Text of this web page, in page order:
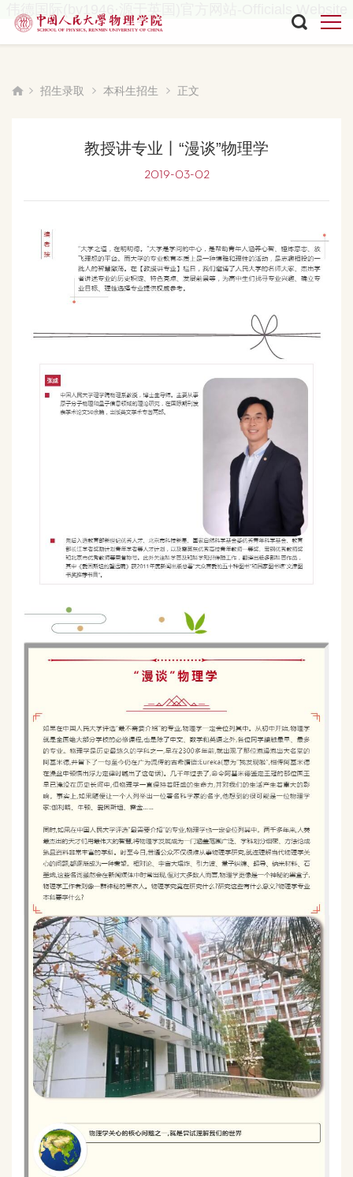
伟德国际(bv1946·源于英国)官方网站-Officials Website
招生录取 本科生招生 正文
教授讲专业丨“漫谈”物理学
2019-03-02